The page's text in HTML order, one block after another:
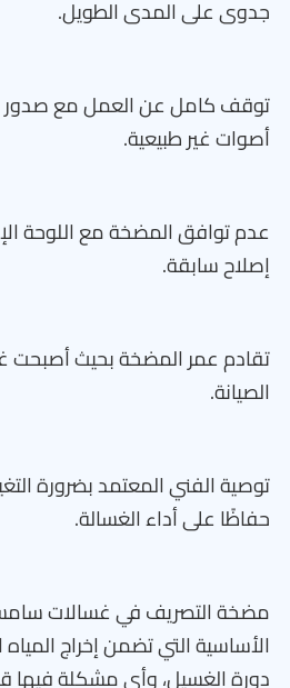
جدوى على المدى الطويل.
توقف كامل عن العمل مع صدور
أصوات غير طبيعية.
عدم توافق المضخة مع اللوحة
إصلاح سابقة.
تقادم عمر المضخة بحيث أصبحت
الصيانة.
توصية الفني المعتمد بضرورة
حفاظًا على أداء الغسالة.
مضخة التصريف في غسالات
الأساسية التي تضمن إخراج
دورة الغسيل، وأي مشكلة